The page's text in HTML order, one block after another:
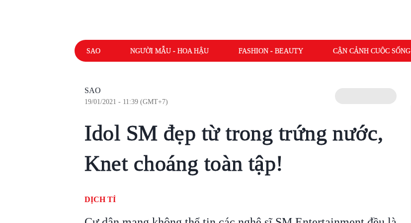
SAO NGƯỜI MẪU - HOA HẬU FASHION - BEAUTY CẬN CẢNH CUỘC SỐNG
SAO
19/01/2021 - 11:39 (GMT+7)
Idol SM đẹp từ trong trứng nước,
Knet choáng toàn tập!
DỊCH TỈ